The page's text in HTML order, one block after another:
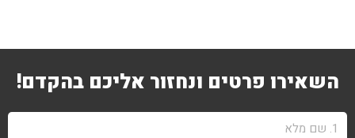
השאירו פרטים ונחזור אליכם בהקדם!